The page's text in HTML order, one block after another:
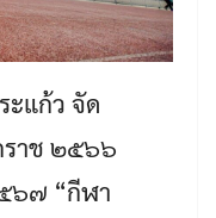
ะแก้ว จัด
ราช ๒๕๖๖
๖๗ “กีฬา